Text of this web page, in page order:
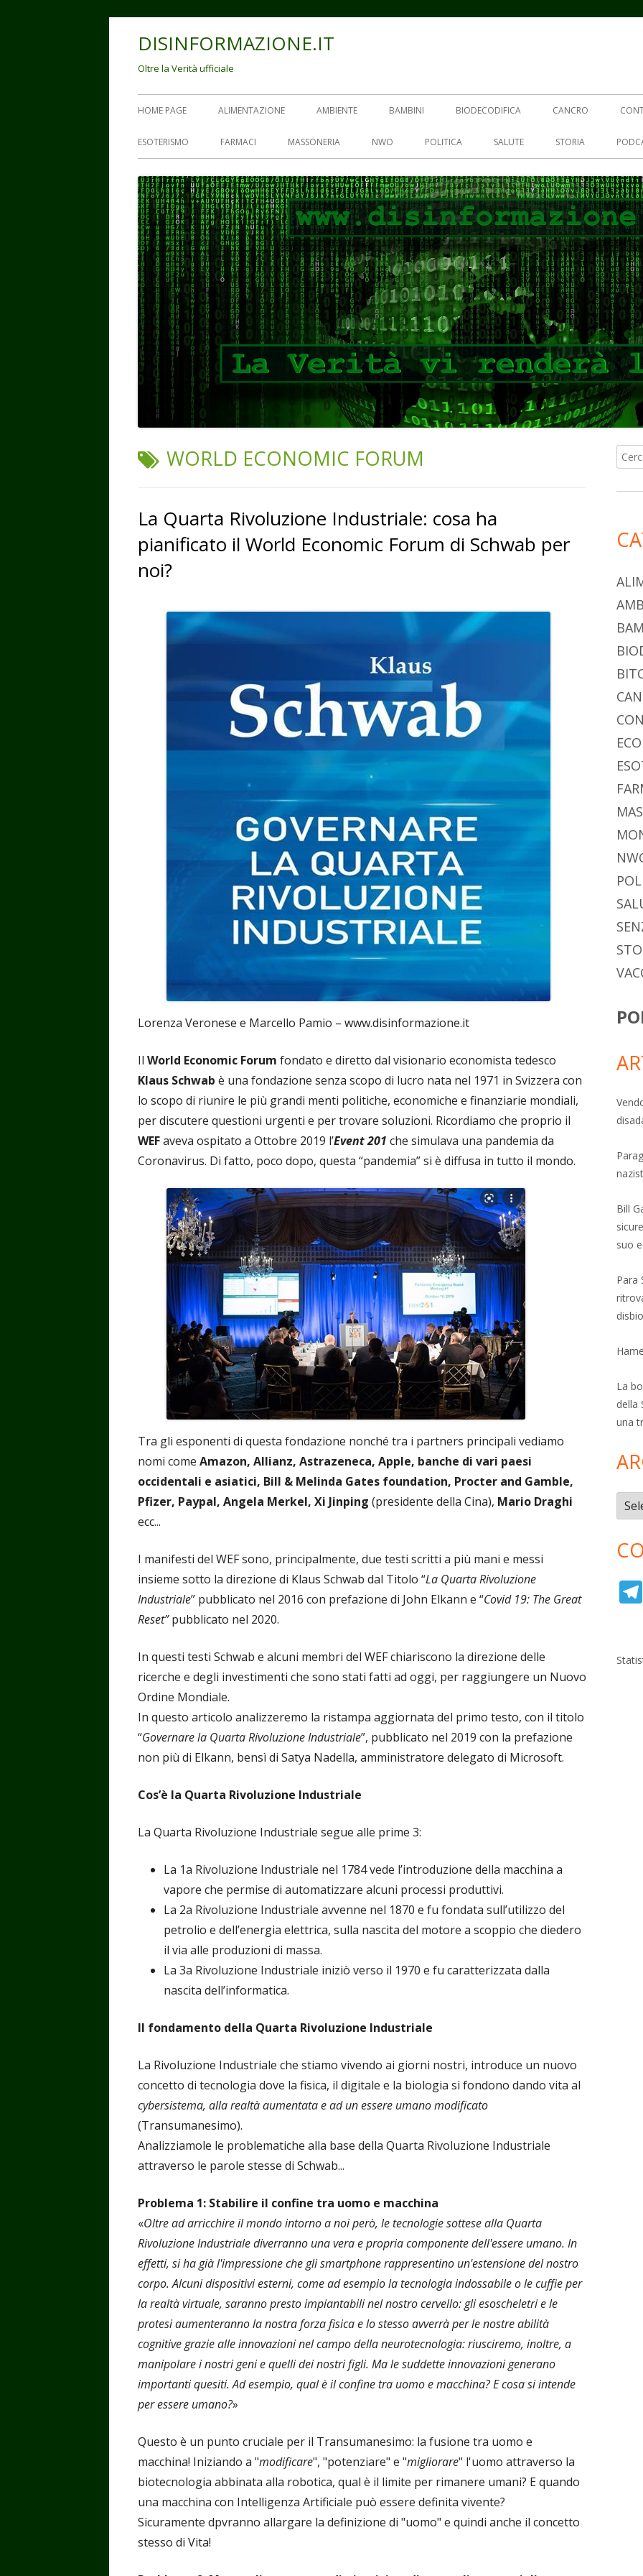
DISINFORMAZIONE.IT
Oltre la Verità ufficiale
Menu
principale
HOME PAGE ALIMENTAZIONE AMBIENTE BAMBINI BIODECODIFICA CANCRO
ESOTERISMO FARMACI MASSONERIA NWO POLITICA SALUTE STORIA
TAG:
WORLD ECONOMIC FORUM
La Quarta Rivoluzione Industriale: cosa ha
pianificato il World Economic Forum di Schwab per
noi?
Lorenza Veronese e Marcello Pamio – www.disinformazione.it
Il World Economic Forum fondato e diretto dal visionario economista tedesco
Klaus Schwab è una fondazione senza scopo di lucro nata nel 1971 in Svizzera con
lo scopo di riunire le più grandi menti politiche, economiche e finanziarie mondiali,
per discutere questioni urgenti e per trovare soluzioni. Ricordiamo che proprio il
WEFaveva ospitato a Ottobre 2019 l’Event 201 che simulava una pandemia da
Coronavirus. Di fatto, poco dopo, questa “pandemia” si è diffusa in tutto il mondo.
Tra gli esponenti di questa fondazione nonché tra i partners principali vediamo
nomi come Amazon, Allianz, Astrazeneca, Apple, banche di vari paesi
occidentali e asiatici, Bill & Melinda Gates foundation, Procter and Gamble,
Pfizer, Paypal, Angela Merkel, Xi Jinping (presidente della Cina), Mario Draghi
ecc...
I manifesti del WEF sono, principalmente, due testi scritti a più mani e messi
insieme sotto la direzione di Klaus Schwab dal Titolo “La Quarta Rivoluzione
Industriale” pubblicato nel 2016 con prefazione di John Elkann e “Covid 19: The Great
Reset”pubblicato nel 2020.
In questi testi Schwab e alcuni membri del WEF chiariscono la direzione delle
ricerche e degli investimenti che sono stati fatti ad oggi, per raggiungere un Nuovo
Ordine Mondiale.
In questo articolo analizzeremo la ristampa aggiornata del primo testo, con il titolo
“Governare la Quarta Rivoluzione Industriale”, pubblicato nel 2019 con la prefazione
non più di Elkann, bensì di Satya Nadella, amministratore delegato di Microsoft.
Cos’è la Quarta Rivoluzione Industriale
La Quarta Rivoluzione Industriale segue alle prime 3:
La 1a Rivoluzione Industriale nel 1784 vede l’introduzione della macchina a
vapore che permise di automatizzare alcuni processi produttivi.
La 2a Rivoluzione Industriale avvenne nel 1870 e fu fondata sull’utilizzo del
petrolio e dell’energia elettrica, sulla nascita del motore a scoppio che diedero
il via alle produzioni di massa.
La 3a Rivoluzione Industriale iniziò verso il 1970 e fu caratterizzata dalla
nascita dell’informatica.
Il fondamento della Quarta Rivoluzione Industriale
La Rivoluzione Industriale che stiamo vivendo ai giorni nostri, introduce un nuovo
concetto di tecnologia dove la fisica, il digitale e la biologia si fondono dando vita al
cybersistema, alla realtà aumentata e ad un essere umano modificato
(Transumanesimo).
Analizziamole le problematiche alla base della Quarta Rivoluzione Industriale
attraverso le parole stesse di Schwab...
Problema 1: Stabilire il confine tra uomo e macchina
«Oltre ad arricchire il mondo intorno a noi però, le tecnologie sottese alla Quarta
Rivoluzione Industriale diverranno una vera e propria componente dell'essere umano. In
effetti, si ha già l'impressione che gli smartphone rappresentino un'estensione del nostro
corpo. Alcuni dispositivi esterni, come ad esempio la tecnologia indossabile o le cuffie per
la realtà virtuale, saranno presto impiantabili nel nostro cervello: gli esoscheletri e le
protesi aumenteranno la nostra forza fisica e lo stesso avverrà per le nostre abilità
cognitive grazie alle innovazioni nel campo della neurotecnologia: riusciremo, inoltre, a
manipolare i nostri geni e quelli dei nostri figli. Ma le suddette innovazioni generano
importanti quesiti. Ad esempio, qual è il confine tra uomo e macchina? E cosa si intende
per essere umano?»
Questo è un punto cruciale per il Transumanesimo: la fusione tra uomo e
macchina! Iniziando a "modificare", "potenziare" e "migliorare" l'uomo attraverso la
biotecnologia abbinata alla robotica, qual è il limite per rimanere umani? E quando
una macchina con Intelligenza Artificiale può essere definita vivente?
Sicuramente dpvranno allargare la definizione di "uomo" e quindi anche il concetto
stesso di Vita!
per:
Bill
suo
Para
La
della
una